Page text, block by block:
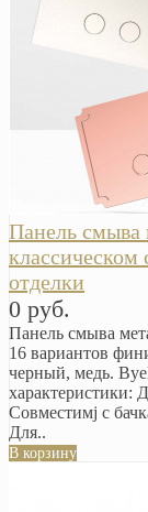
Панель смыва
отделки
0 руб.
Панель смыва
16 вариантов
черный, медь.
характеристики:
Совместимj с
Для..
В корзину